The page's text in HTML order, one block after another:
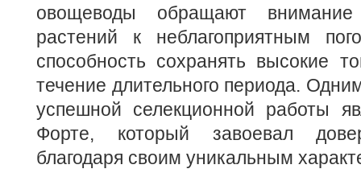
овощеводы обращают внимание
растений к неблагоприятным
способность сохранять высокие
течение длительного периода.
успешной селекционной работы
Форте, который завоевал
благодаря своим уникальным